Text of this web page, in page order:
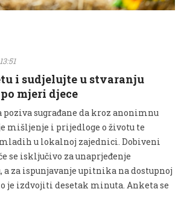
i sudjelujte u stvaranju
mjeri djece
poziva sugrađane da kroz anonimnu
mišljenje i prijedloge o životu te
u lokalnoj zajednici. Dobiveni
se isključivo za unaprjeđenje
a za ispunjavanje upitnika na dostupnoj
je izdvojiti desetak minuta. Anketa se